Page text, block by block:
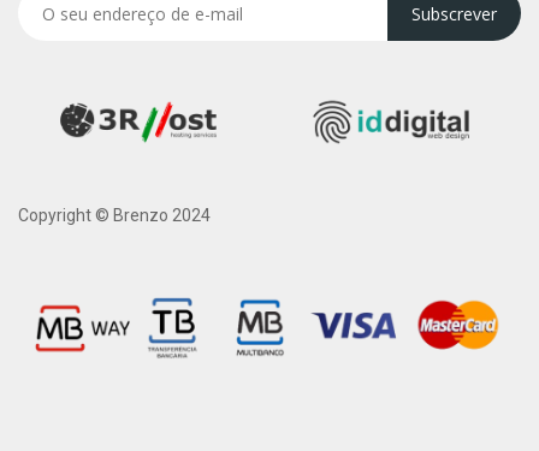
Subscrever
Copyright © Brenzo 2024